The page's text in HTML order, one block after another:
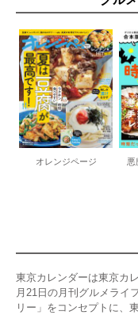
オレンジページ 悪
東京カレンダーは東京カ
月21日の月刊グルメライ
リー」をコンセプトに、